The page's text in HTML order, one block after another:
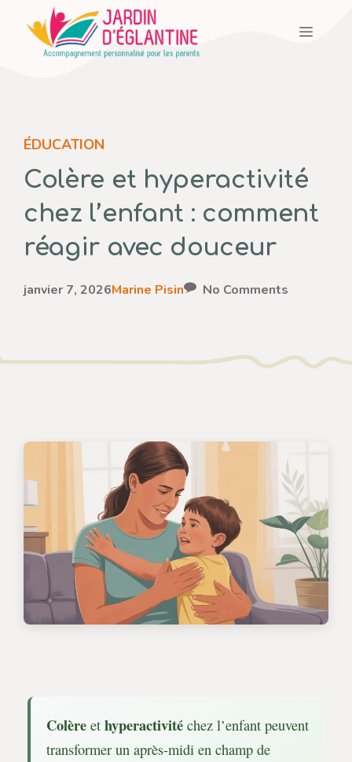
contenu
Menu
ÉDUCATION
Colère et hyperactivité
chez l’enfant : comment
réagir avec douceur
janvier 7, 2026Marine Pisin No Comments
Colère et hyperactivité chez l’enfant peuvent
transformer un après-midi en champ de